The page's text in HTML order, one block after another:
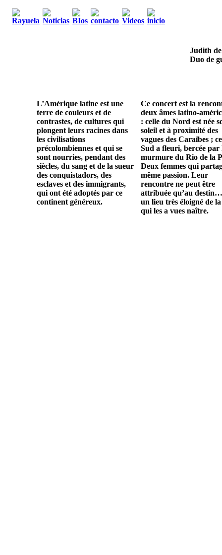
Judith
Duo de
L’Amérique latine est une
terre de couleurs et de
contrastes, de cultures qui
plongent leurs racines dans
les civilisations
précolombiennes et qui se
sont nourries, pendant des
siècles, du sang et de la sueur
des conquistadors, des
esclaves et des immigrants,
qui ont été adoptés par ce
continent généreux.
Ce concert est la
deux âmes latino-
: celle du Nord est née
soleil et à proximité des
vagues des Caraïbes ;
Sud a fleuri, bercée par
murmure du Rio de la
Deux femmes qui
même passion. Leur
rencontre ne peut être
attribuée qu’au
un lieu très éloigné de
qui les a vues naître.